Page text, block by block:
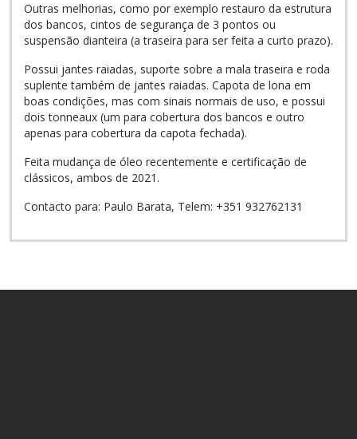
Outras melhorias, como por exemplo restauro da estrutura
dos bancos, cintos de segurança de 3 pontos ou
suspensão dianteira (a traseira para ser feita a curto prazo).
Possui jantes raiadas, suporte sobre a mala traseira e roda
suplente também de jantes raiadas. Capota de lona em
boas condições, mas com sinais normais de uso, e possui
dois tonneaux (um para cobertura dos bancos e outro
apenas para cobertura da capota fechada).
Feita mudança de óleo recentemente e certificação de
clássicos, ambos de 2021.
Contacto para: Paulo Barata, Telem: +351 932762131